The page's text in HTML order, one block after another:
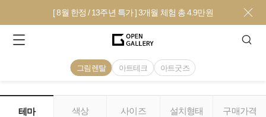
[ 8월 한정 / 13주년 특가 ] 3개월 체험 총 4.9만원
그림렌탈 아트테크 아트굿즈
테마 색상 사이즈 설치형태 구매가격